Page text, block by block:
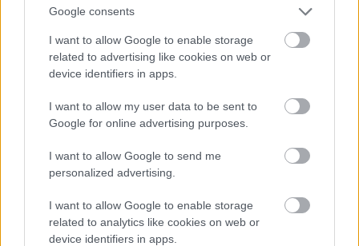
Google consents
I want to allow Google to enable storage
related to advertising like cookies on web or
device identifiers in apps.
I want to allow my user data to be sent to
Google for online advertising purposes.
I want to allow Google to send me
personalized advertising.
I want to allow Google to enable storage
related to analytics like cookies on web or
device identifiers in apps.
Saját bevallása szerint az a védjegye, hogy tökéletes
a haja.
Jön még kép!